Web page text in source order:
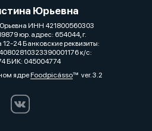
Юрьевна
ИНН 421800560303
юр. адрес: 654044, г.
24 Банковские реквизиты:
к/с:
БИК: 045004774
ядреFoodpicássover. 3.2